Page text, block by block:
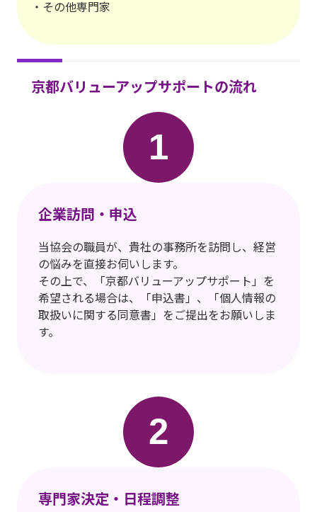
・その他専門家
京都バリューアップサポートの流れ
1
企業訪問・申込
当協会の職員が、貴社の事務所を訪問し、経営
の悩みを直接お伺いします。
その上で、「京都バリューアップサポート」を
希望される場合は、「申込書」、「個人情報の
取扱いに関する同意書」をご提出をお願いしま
す。
2
専門家決定・日程調整